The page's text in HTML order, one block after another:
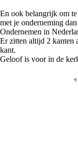
En ook belangrijk om
met je onderneming
Ondernemen in
Er zitten altijd 2 kanten
kant.
Geloof is voor in de
▼